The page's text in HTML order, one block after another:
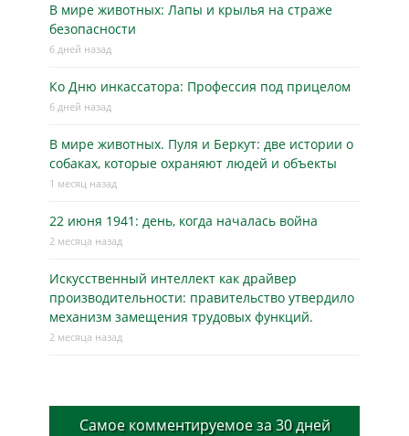
В мире животных: Лапы и крылья на страже
безопасности
6 дней назад
Ко Дню инкассатора: Профессия под прицелом
6 дней назад
В мире животных. Пуля и Беркут: две истории о
собаках, которые охраняют людей и объекты
1 месяц назад
22 июня 1941: день, когда началась война
2 месяца назад
Искусственный интеллект как драйвер
производительности: правительство утвердило
механизм замещения трудовых функций.
2 месяца назад
Самое комментируемое за 30 дней